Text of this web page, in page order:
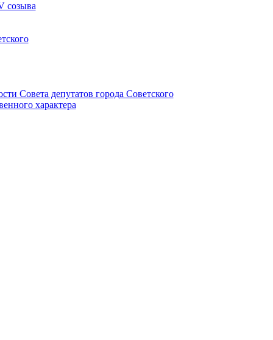
созыва
Совета депутатов города Советского
характера